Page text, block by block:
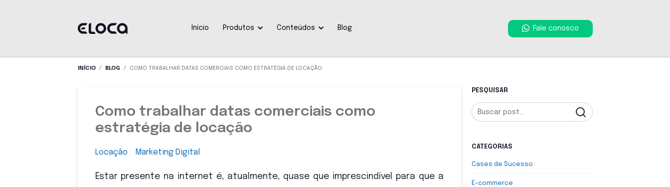
Início Produtos Conteúdos Blog Fale conosco
INÍCIO BLOG COMO TRABALHAR DATAS COMERCIAIS COMO ESTRATÉGIA DE LOCAÇÃO
Como trabalhar datas comerciais como
estratégia de locação
Locação Marketing Digital
Estar presente na internet é, atualmente, quase que imprescindível para que a
PESQUISAR
CATEGORIAS
Cases de Sucesso
E-commerce